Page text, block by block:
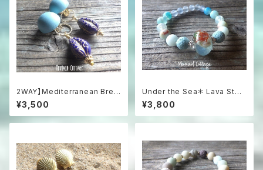
2WAY】Mediterranean Bree
ze 2-Way Clip-On Earrings
地中海ブルーのステートメン
トイヤリング
¥3,500
Under the Sea＊ Lava Ston
e Aroma Essential Oil Diffu
ser Bracelet☆浅瀬の海のア
ロマブレスレット
¥3,800